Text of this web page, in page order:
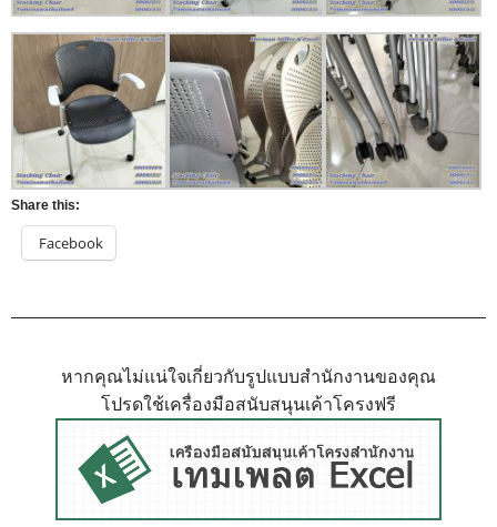
Share this:
Facebook
หากคุณไม่แน่ใจเกี่ยวกับรูปแบบสำนักงานของคุณ
โปรดใช้เครื่องมือสนับสนุนเค้าโครงฟรี